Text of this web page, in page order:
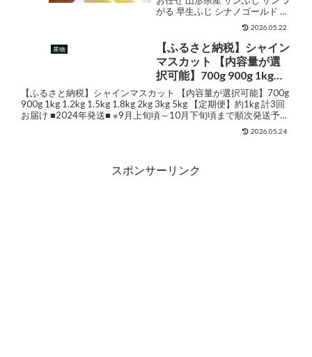
甘い 果物 訳あり フルーツ
訳ありりんご お取り寄せ
りんご 10kg ふじりんご 送
料無料
がる 早生ふじ シナノゴールド 秋
映 産地直送 ご家庭用 お徳用 甘い
果物 訳あり フルーツ 訳ありりん
ご お取り寄せ りんご 10kg ふじ
りんご 送料無料...
2026.05.22
果物
【ふるさと納税】シャイン
マスカット 【内容量が選
択可能】700g 900g 1kg
1.2kg 1.5kg 1.8kg 2kg 3kg
5kg 【定期便】約1kg 計3
回お届け ■2024年発送■ ※9
月上旬頃～10月下旬頃まで
期間限定 果物 フルーツ ぶ
【ふるさと納税】シャインマスカット 【内容量が選択可能】700g
900g 1kg 1.2kg 1.5kg 1.8kg 2kg 3kg 5kg 【定期便】約1kg 計3回
お届け ■2024年発送■ ※9月上旬頃～10月下旬頃まで順次発送予
2026.05.24
スポンサーリンク